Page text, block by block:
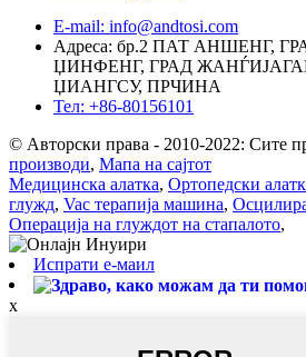
E-mail: info@andtosi.com
Адреса: бр.2 ПАТ АНШЕНГ,
ЏИНФЕНГ, ГРАД
ЏИАНГСУ, ПРЧИНА
Тел: +86-80156101
© Авторски права - 2010-2022: Сите
производи, Мапа на сајтот
Медицинска алатка, Ортопедски
глужд, Vac терапија машина,
Операција на глуждот на стапалото,
Испрати е-маил
x